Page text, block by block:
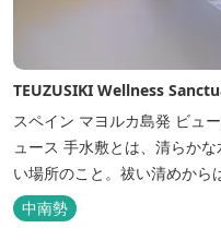
TEUZUSIKI Wellness
スペイン マヨルカ島発 ビュ
ュース 手水敷とは、清らかな水を敷き詰めた宝石のように輝く美し
い場所のこと。祓い清めから
分でないものをとり払う。本
の静寂や透明感を大切にしたリトリート空
中南勢